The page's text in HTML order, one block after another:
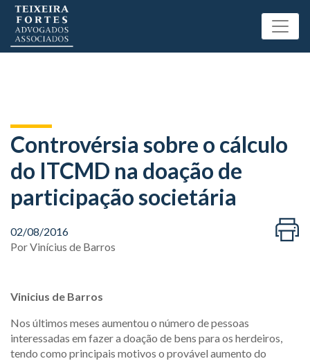
Controvérsia sobre o cálculo
do ITCMD na doação de
participação societária
02/08/2016
PorVinícius de Barros
Vinicius de Barros
Nos últimos meses aumentou o número de pessoas
interessadas em fazer a doação de bens para os herdeiros,
tendo como principais motivos o provável aumento do